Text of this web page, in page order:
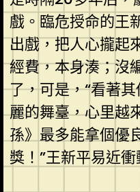
戲。臨危授命的王
出戲，把人心攏起
經費，本身湊；沒
了，可是，“看著
麗的舞臺，心里越
孫》最多能拿個優
獎！”王新平易近衝